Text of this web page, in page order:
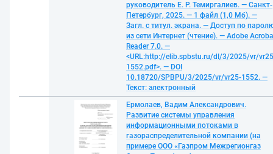
руководитель Е. Р. Темиргалиев. — Санкт-
Петербург, 2025. — 1 файл (1,0 Мб). —
Загл. с титул. экрана. — Доступ по
из сети Интернет (чтение). — Adobe
Reader 7.0. —
<URL:http://elib.spbstu.ru/dl/3/2025/vr/
1552.pdf>. — DOI
10.18720/SPBPU/3/2025/vr/vr25-1552. —
Текст: электронный
Ермолаев, Вадим Александрович.
Развитие системы управления
информационными потоками в
газораспределительной компании (на
примере ООО «Газпром Межрегионгаз